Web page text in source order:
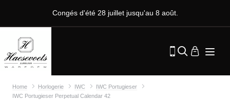
Congés d'été 28 juillet jusqu'au 8 août.
Home Horlogerie IWC
IWC Portugieser
IWC Portugieser Perpetual Calendar 42